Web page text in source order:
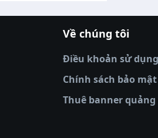
ngày 05/08/2626
|Link xem bóng đá
truc tiep bong da |colatv
|DABET |
Về chúng tôi
Điều khoản sử dụng
Chính sách bảo mật
Thuê banner quảng